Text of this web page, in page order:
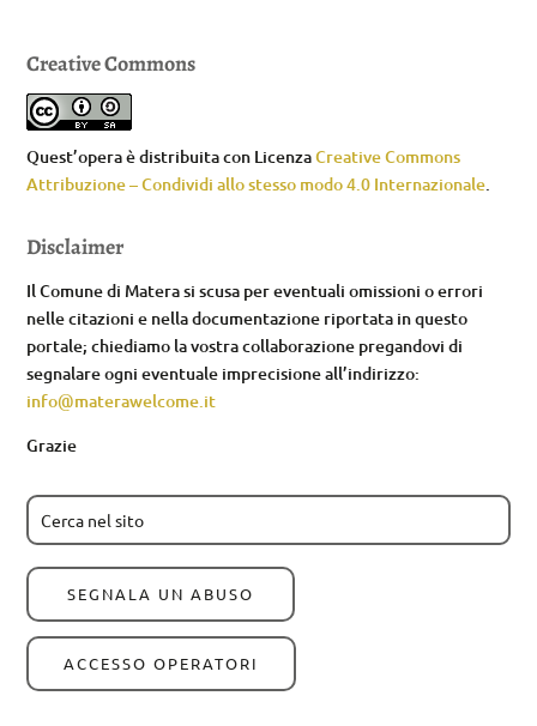
Creative Commons
Quest’opera è distribuita con LicenzaCreative Commons
Attribuzione – Condividi allo stesso modo 4.0 Internazionale
Disclaimer
Il Comune di Matera si scusa per eventuali omissioni o errori
nelle citazioni e nella documentazione riportata in questo
portale; chiediamo la vostra collaborazione pregandovi di
segnalare ogni eventuale imprecisione all’indirizzo:
info@materawelcome.it
Grazie
SEGNALA UN ABUSO
ACCESSO OPERATORI